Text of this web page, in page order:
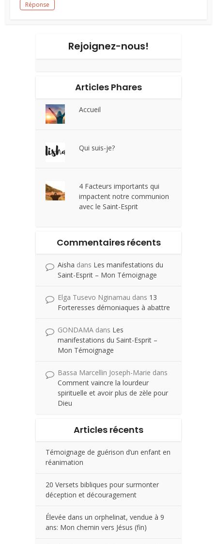
Réponse
Rejoignez-nous!
Articles Phares
Accueil
Qui suis-je?
4 Facteurs importants qui
impactent notre communion
avec le Saint-Esprit
Commentaires récents
Aisha dans Les manifestations du
Saint-Esprit – Mon Témoignage
Elga Tusevo Nginamau dans 13
Forteresses démoniaques à abattre
GONDAMA dans Les
manifestations du Saint-Esprit –
Mon Témoignage
Bassa Marcellin Joseph-Marie dans
Comment vaincre la lourdeur
spirituelle et avoir plus de zèle pour
Dieu
Articles récents
Témoignage de guérison d’un enfant en
réanimation
20 Versets bibliques pour surmonter
déception et découragement
Élevée dans un orphelinat, vendue à 9
ans: Mon chemin vers Jésus (fin)